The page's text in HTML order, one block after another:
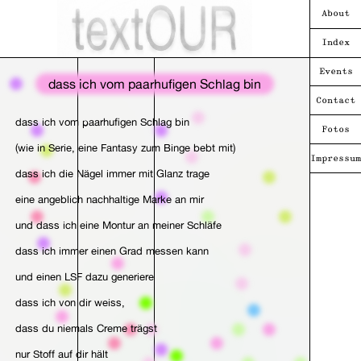
dass ich vom paarhufigen Schlag bin
dass ich vom paarhufigen Schlag bin
(wie in Serie, eine Fantasy zum Binge bebt mit)
dass ich die Nägel immer mit Glanz trage
eine angeblich nachhaltige Marke an mir
und dass ich eine Montur an meiner Schläfe
dass ich immer einen Grad messen kann
und einen LSF dazu generiere
dass ich von dir weiss,
dass du niemals Creme trägst
nur Stoff auf dir hält
About
Index
Events
Contact
Fotos
Impressum